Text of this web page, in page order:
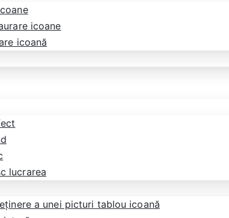
icoane
icoană
lucrarea
a unei picturi tablou icoană